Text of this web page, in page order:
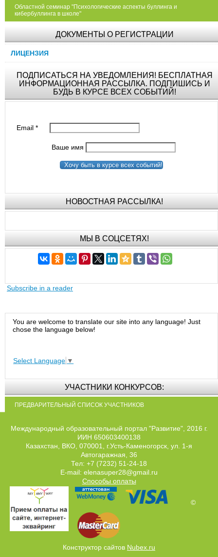
Областной семинар "Психологические аспекты буллинга и
кибербуллинга в школе"
ДОКУМЕНТЫ О РЕГИСТРАЦИИ
ЛИЦЕНЗИЯ
ПОДПИСАТЬСЯ НА УВЕДОМЛЕНИЯ! БЕСПЛАТНАЯ
ИНФОРМАЦИОННАЯ РАССЫЛКА. ПОДПИШИСЬ И
БУДЬ В КУРСЕ ВСЕХ СОБЫТИЙ!
Email*
Ваше имя
Хочу быть в курсе всех событий!
НОВОСТНАЯ РАССЫЛКА!
МЫ В СОЦСЕТЯХ!
Subscribe in a reader
You are welcome to translate our site into any language! Just
chose the language below!
Select Language ▼
УЧАСТНИКИ КОНКУРСОВ:
ПРЕДВАРИТЕЛЬНЫЙ СПИСОК УЧАСТНИКОВ
Международный образовательный портал "Развитие", 2016 г.
ИИН 650603400138
Казахстан, ВКО, 070001, г.Усть-Каменогорск, ул. 1-я
Автогаражная, 36
Тел: +7 (7232) 51-24-18
E-mail: elenasuper28@gmail.ru
Способы оплаты
©
Конструктор сайтов Nubex.ru